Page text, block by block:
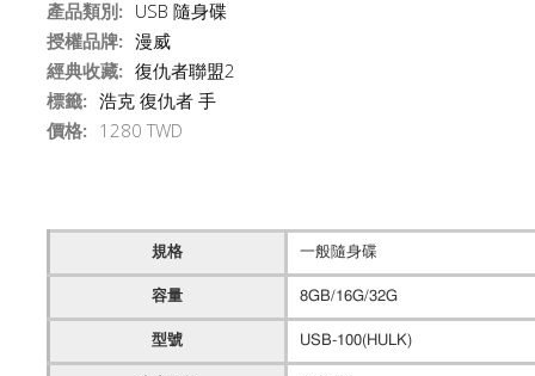
產品類別: USB 隨身碟
授權品牌: 漫威
經典收藏: 復仇者聯盟2
標籤: 浩克 復仇者 手
價格: 1280 TWD
規格 一般隨身碟
容量 8GB/16G/32G
型號 USB-100(HULK)